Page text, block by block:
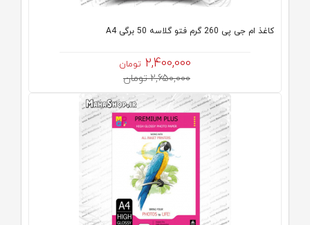
کاغذ ام جی پی 260 گرم فتو گلاسه 50 برگی A4
2,400,000 تومان
2,650,000 تومان